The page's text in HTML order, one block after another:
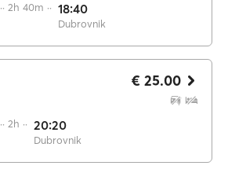
·· 2h 40m ·· 18:40
Dubrovnik
·· 2h ·· 20:20
Dubrovnik
€ 25.00